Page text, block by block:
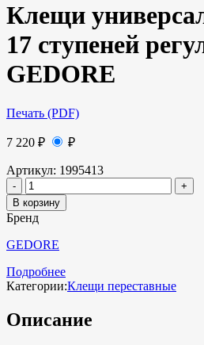
Клещи
17 ступеней
GEDORE
Печать (PDF)
7 220 ₽ ₽
Артикул: 1995413
В корзину
Бренд
GEDORE
Подробнее
Категории:Клещи переставные
Описание